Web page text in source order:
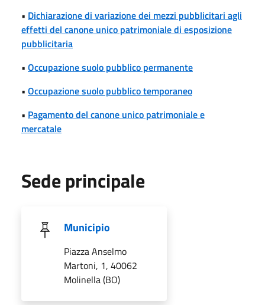
• Dichiarazione di variazione dei mezzi pubblicitari agli
effetti del canone unico patrimoniale di esposizione
pubblicitaria
• Occupazione suolo pubblico permanente
• Occupazione suolo pubblico temporaneo
• Pagamento del canone unico patrimoniale e
mercatale
Sede principale
Municipio
Piazza Anselmo
Martoni, 1, 40062
Molinella (BO)